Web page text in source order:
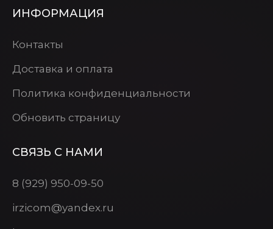
ИНФОРМАЦИЯ
Контакты
Доставка и оплата
Политика конфиденциальности
Обновить страницу
СВЯЗЬ С НАМИ
8 (929) 950-09-50
irzicom@yandex.ru